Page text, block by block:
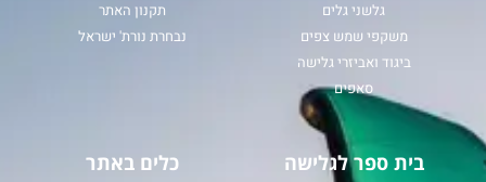
גלשני גלים
משקפי שמש צפים
ביגוד ואביזרי גלישה
סאפים
תקנון האתר
נבחרת נורת' ישראל
בית ספר לגלישה כלים באתר